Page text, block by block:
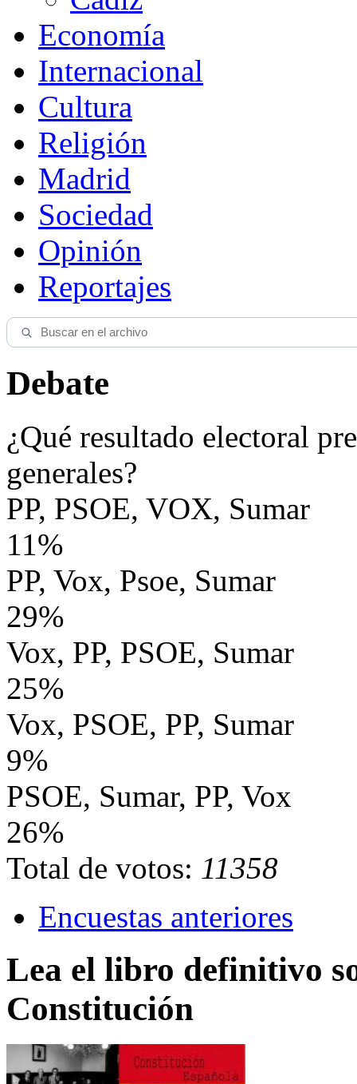
Economía
Internacional
Cultura
Religión
Madrid
Sociedad
Opinión
Reportajes
Debate
¿Qué resultado electoral
generales?
PP, PSOE, VOX, Sumar
11%
PP, Vox, Psoe, Sumar
29%
Vox, PP, PSOE, Sumar
25%
Vox, PSOE, PP, Sumar
9%
PSOE, Sumar, PP, Vox
26%
Total de votos: 11358
Encuestas anteriores
Lea el libro definitivo
Constitución